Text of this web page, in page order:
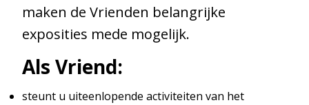
maken de Vrienden belangrijke
exposities mede mogelijk.
Als Vriend:
steunt u uiteenlopende activiteiten van het
Bereikbaarheid
Toegankelijkheid
Groepen